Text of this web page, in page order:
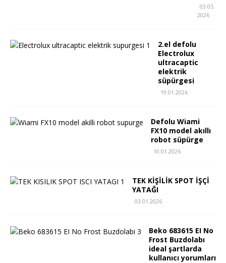
03.05.
2026
2.el defolu
Electrolux
ultracaptic
elektrik
süpürgesi
19.01.2026
Defolu Wiami
FX10 model akıllı
robot süpürge
10.01.2026
TEK KİŞİLİK SPOT İŞÇİ
YATAĞI
03.01.2026
Beko 683615 EI No
Frost Buzdolabı
ideal şartlarda
kullanıcı yorumları